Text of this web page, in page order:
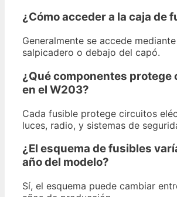
¿Cómo acceder a la caja de
Generalmente se accede
salpicadero o debajo del capó.
¿Qué componentes protege
en el W203?
Cada fusible protege circuitos
luces, radio, y sistemas de
¿El esquema de fusibles
año del modelo?
Sí, el esquema puede cambiar